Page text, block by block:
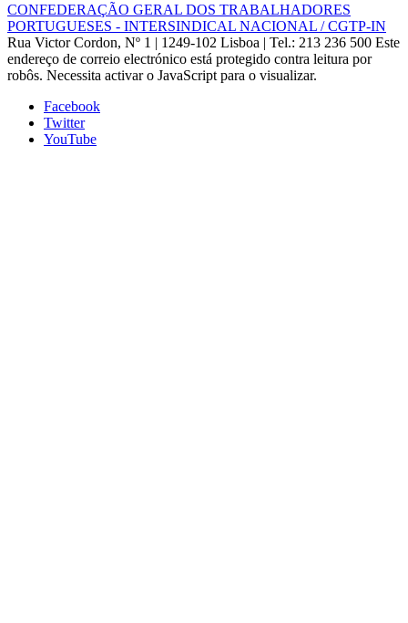
CONFEDERAÇÃO GERAL DOS TRABALHADORES
PORTUGUESES - INTERSINDICAL NACIONAL / CGTP-IN
Rua Victor Cordon, Nº 1 | 1249-102 Lisboa | Tel.: 213 236 500 Este
endereço de correio electrónico está protegido contra leitura por
robôs. Necessita activar o JavaScript para o visualizar.
Facebook
Twitter
YouTube